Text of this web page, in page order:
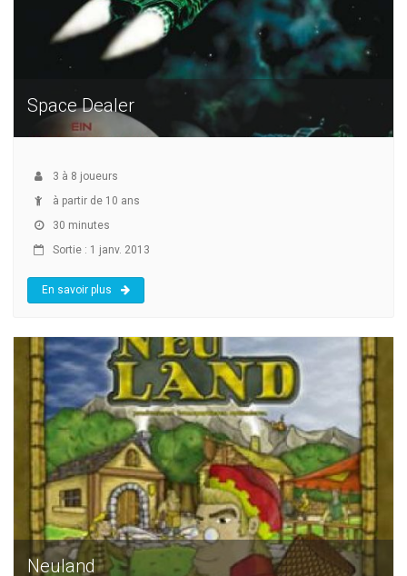
Space Dealer
3 à 8 joueurs
à partir de 10 ans
30 minutes
Sortie : 1 janv. 2013
En savoir plus
Neuland